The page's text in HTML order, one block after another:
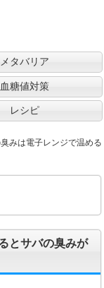
メタバリア
血糖値対策
レシピ
みは電子レンジで温める
とサバの臭みが